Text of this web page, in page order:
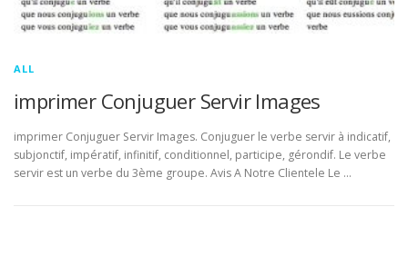
ALL
imprimer Conjuguer Servir Images
imprimer Conjuguer Servir Images. Conjuguer le verbe servir à indicatif,
subjonctif, impératif, infinitif, conditionnel, participe, gérondif. Le verbe
servir est un verbe du 3ème groupe. Avis A Notre Clientele Le …